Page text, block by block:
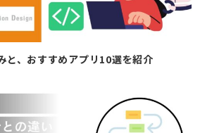
と、おすすめアプリ10選を紹介